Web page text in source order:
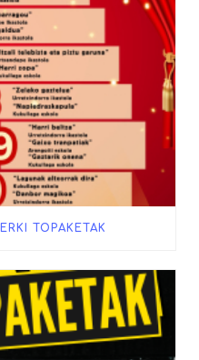
TOPAKETAK